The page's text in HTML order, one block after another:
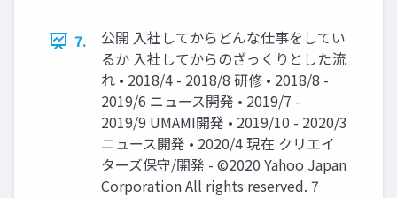
7.
公開 ⼊社してからどんな仕事をしてい
るか ⼊社してからのざっくりとした流
れ • 2018/4 - 2018/8 研修 • 2018/8 -
2019/6 ニュース開発 • 2019/7 -
2019/9 UMAMI開発 • 2019/10 - 2020/3
ニュース開発 • 2020/4 現在 クリエイ
ターズ保守/開発 - ©2020 Yahoo Japan
Corporation All rights reserved. 7